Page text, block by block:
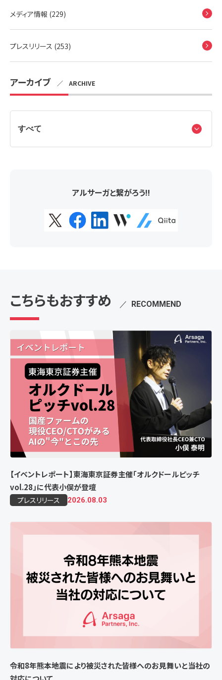
メディア情報 (229)
プレスリリース (253)
アーカイブ ／ ARCHIVE
アルサーガと繋がろう!!
こちらもおすすめ ／ RECOMMEND
【イベントレポート】東海東京証券主催「オルクドールピッチ
vol.28」に代表小俣が登壇
プレスリリース 2026.08.03
令和8年熊本地震により被災された皆様へのお見舞いと当社の